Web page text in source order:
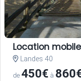
Location
Landes 40
de450€ à